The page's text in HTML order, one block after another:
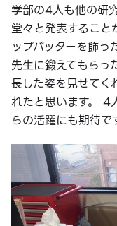
学部の4人も他の研
堂々と発表すること
ップバッターを飾
先生に鍛えてもらっ
長した姿を見せてく
れたと思います。 4
らの活躍にも期待で